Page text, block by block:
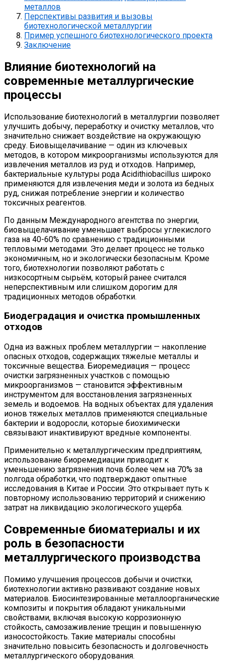
металлов
Перспективы развития и вызовы
биотехнологической металлургии
Пример успешного биотехнологического проекта
Заключение
Влияние биотехнологий на
современные металлургические
процессы
Использование биотехнологий в металлургии позволяет
улучшить добычу, переработку и очистку металлов, что
значительно снижает воздействие на окружающую
среду. Биовыщелачивание — один из ключевых
методов, в котором микроорганизмы используются для
извлечения металлов из руд и отходов. Например,
бактериальные культуры рода Acidithiobacillus широко
применяются для извлечения меди и золота из бедных
руд, снижая потребление энергии и количество
токсичных реагентов.
По данным Международного агентства по энергии,
биовыщелачивание уменьшает выбросы углекислого
газа на 40-60% по сравнению с традиционными
тепловыми методами. Это делает процесс не только
экономичным, но и экологически безопасным. Кроме
того, биотехнологии позволяют работать с
низкосортным сырьём, который ранее считался
неперспективным или слишком дорогим для
традиционных методов обработки.
Биодеградация и очистка промышленных
отходов
Одна из важных проблем металлургии — накопление
опасных отходов, содержащих тяжелые металлы и
токсичные вещества. Биоремедиация — процесс
очистки загрязненных участков с помощью
микроорганизмов — становится эффективным
инструментом для восстановления загрязненных
земель и водоемов. На водных объектах для удаления
ионов тяжелых металлов применяются специальные
бактерии и водоросли, которые биохимически
связывают инактивируют вредные компоненты.
Применительно к металлургическим предприятиям,
использование биоремедиации приводит к
уменьшению загрязнения почв более чем на 70% за
полгода обработки, что подтверждают опытные
исследования в Китае и России. Это открывает путь к
повторному использованию территорий и снижению
затрат на ликвидацию экологического ущерба.
Современные биоматериалы и их
роль в безопасности
металлургического производства
Помимо улучшения процессов добычи и очистки,
биотехнологии активно развивают создание новых
материалов. Биосинтезированные металлоорганические
композиты и покрытия обладают уникальными
свойствами, включая высокую коррозионную
стойкость, самозаживление трещин и повышенную
износостойкость. Такие материалы способны
значительно повысить безопасность и долговечность
металлургического оборудования.